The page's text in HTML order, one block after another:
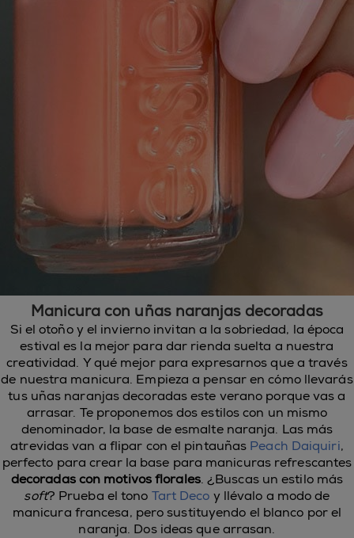
Manicura con uñas naranjas decoradas
Si el otoño y el invierno invitan a la sobriedad, la época
estival es la mejor para dar rienda suelta a nuestra
creatividad. Y qué mejor para expresarnos que a través
de nuestra manicura. Empieza a pensar en cómo llevarás
tus uñas naranjas decoradas este verano porque vas a
arrasar. Te proponemos dos estilos con un mismo
denominador, la base de esmalte naranja. Las más
atrevidas van a flipar con el pintauñas Peach Daiquiri,
perfecto para crear la base para manicuras refrescantes
decoradas con motivos florales. ¿Buscas un estilo más
soft? Prueba el tono Tart Deco y llévalo a modo de
manicura francesa, pero sustituyendo el blanco por el
naranja. Dos ideas que arrasan.